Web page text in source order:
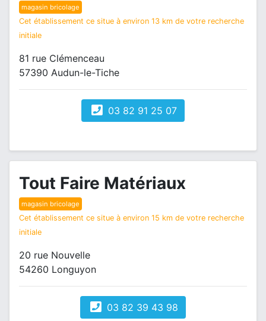
magasin bricolage
Cet établissement ce situe à environ 13 km de votre recherche
initiale
81 rue Clémenceau
57390 Audun-le-Tiche
03 82 91 25 07
Tout Faire Matériaux
magasin bricolage
Cet établissement ce situe à environ 15 km de votre recherche
initiale
20 rue Nouvelle
54260 Longuyon
03 82 39 43 98